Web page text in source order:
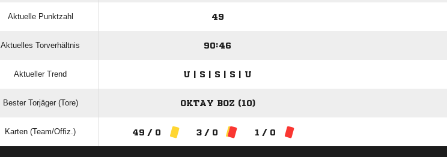
Aktuelle Punktzahl 49
Aktuelles Torverhältnis 90:46
Aktueller Trend U | S | S | S | U
Bester Torjäger (Tore) OKTAY BOZ (10)
Karten (Team/Offiz.) 49 / 0 3 / 0 1 / 0